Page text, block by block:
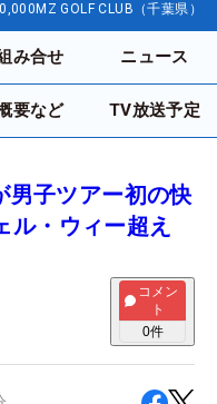
MZ GOLF CLUB（千葉県）
み合せ ニュース
要など TV放送予定
男子ツアー初の快
・ウィー超え
コメン
ト
0件